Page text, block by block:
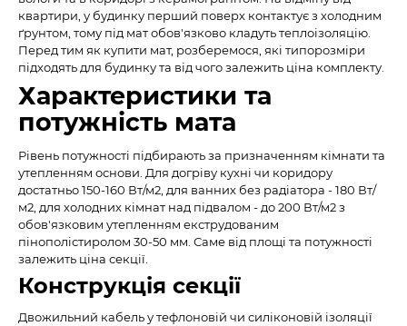
квартири, у будинку перший поверх контактує з холодним
ґрунтом, тому під мат обов'язково кладуть теплоізоляцію.
Перед тим як купити мат, розберемося, які типорозміри
підходять для будинку та від чого залежить ціна комплекту.
Характеристики та
потужність мата
Рівень потужності підбирають за призначенням кімнати та
утепленням основи. Для догріву кухні чи коридору
достатньо 150-160 Вт/м2, для ванних без радіатора - 180 Вт/
м2, для холодних кімнат над підвалом - до 200 Вт/м2 з
обов'язковим утепленням екструдованим
пінополістиролом 30-50 мм. Саме від площі та потужності
залежить ціна секції.
Конструкція секції
Двожильний кабель у тефлоновій чи силіконовій ізоляції